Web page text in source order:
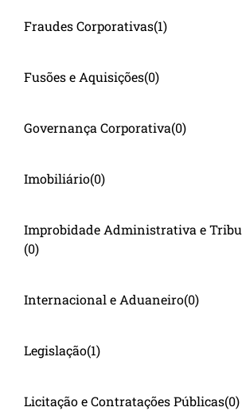
Fraudes Corporativas(1)
Fusões e Aquisições(0)
Governança Corporativa(0)
Imobiliário(0)
Improbidade Administrativa e
(0)
Internacional e Aduaneiro(0)
Legislação(1)
Licitação e Contratações Públicas(0)